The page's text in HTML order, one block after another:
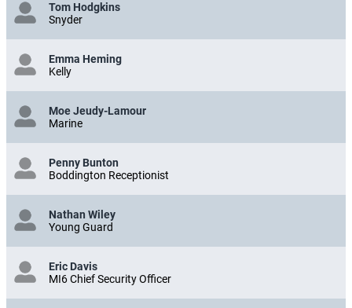
Tom Hodgkins
Snyder
Emma Heming
Kelly
Moe Jeudy-Lamour
Marine
Penny Bunton
Boddington Receptionist
Nathan Wiley
Young Guard
Eric Davis
MI6 Chief Security Officer